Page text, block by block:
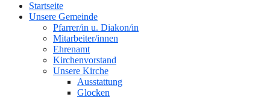
oben
Startseite
Unsere Gemeinde
Pfarrer/in u. Diakon/in
Mitarbeiter/innen
Ehrenamt
Kirchenvorstand
Unsere Kirche
Ausstattung
Glocken